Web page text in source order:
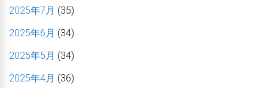
2025年7月 (35)
2025年6月 (34)
2025年5月 (34)
2025年4月 (36)